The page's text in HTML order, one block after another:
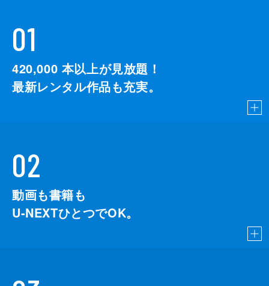
01
420,000 本以上が見放題！
最新レンタル作品も充実。
02
動画も書籍も
U-NEXTひとつでOK。